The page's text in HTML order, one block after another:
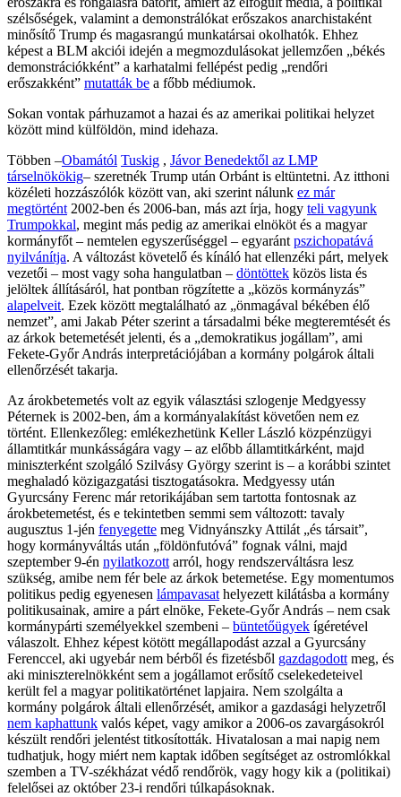
szélsőségek, valamint a demonstrálókat erőszakos anarchistaként
minősítő Trump és magasrangú munkatársai okolhatók. Ehhez
képest a BLM akciói idején a megmozdulásokat jellemzően „békés
demonstrációkként” a karhatalmi fellépést pedig „rendőri
erőszakként” mutatták be a főbb médiumok.
Sokan vontak párhuzamot a hazai és az amerikai politikai helyzet
között mind külföldön, mind idehaza.
Többen –Obamától Tuskig , Jávor Benedektől az LMP
társelnökökig– szeretnék Trump után Orbánt is eltüntetni. Az itthoni
közéleti hozzászólók között van, aki szerint nálunk ez már
megtörtént 2002-ben és 2006-ban, más azt írja, hogy teli vagyunk
Trumpokkal, megint más pedig az amerikai elnököt és a magyar
kormányfőt – nemtelen egyszerűséggel – egyaránt pszichopatává
nyilvánítja. A változást követelő és kínáló hat ellenzéki párt, melyek
vezetői – most vagy soha hangulatban – döntöttek közös lista és
jelöltek állításáról, hat pontban rögzítette a „közös kormányzás”
alapelveit. Ezek között megtalálható az „önmagával békében élő
nemzet”, ami Jakab Péter szerint a társadalmi béke megteremtését és
az árkok betemetését jelenti, és a „demokratikus jogállam”, ami
Fekete-Győr András interpretációjában a kormány polgárok általi
ellenőrzését takarja.
Az árokbetemetés volt az egyik választási szlogenje Medgyessy
Péternek is 2002-ben, ám a kormányalakítást követően nem ez
történt. Ellenkezőleg: emlékezhetünk Keller László közpénzügyi
államtitkár munkásságára vagy – az előbb államtitkárként, majd
miniszterként szolgáló Szilvásy György szerint is – a korábbi szintet
meghaladó közigazgatási tisztogatásokra. Medgyessy után
Gyurcsány Ferenc már retorikájában sem tartotta fontosnak az
árokbetemetést, és e tekintetben semmi sem változott: tavaly
augusztus 1-jén fenyegette meg Vidnyánszky Attilát „és társait”,
hogy kormányváltás után „földönfutóvá” fognak válni, majd
szeptember 9-én nyilatkozott arról, hogy rendszerváltásra lesz
szükség, amibe nem fér bele az árkok betemetése. Egy momentumos
politikus pedig egyenesen lámpavasat helyezett kilátásba a kormány
politikusainak, amire a párt elnöke, Fekete-Győr András – nem csak
kormánypárti személyekkel szembeni – büntetőügyek ígéretével
válaszolt. Ehhez képest kötött megállapodást azzal a Gyurcsány
Ferenccel, aki ugyebár nem bérből és fizetésből gazdagodott meg, és
aki miniszterelnökként sem a jogállamot erősítő cselekedeteivel
került fel a magyar politikatörténet lapjaira. Nem szolgálta a
kormány polgárok általi ellenőrzését, amikor a gazdasági helyzetről
nem kaphattunk valós képet, vagy amikor a 2006-os zavargásokról
készült rendőri jelentést titkosították. Hivatalosan a mai napig nem
tudhatjuk, hogy miért nem kaptak időben segítséget az ostromlókkal
szemben a TV-székházat védő rendőrök, vagy hogy kik a (politikai)
felelősei az október 23-i rendőri túlkapásoknak.